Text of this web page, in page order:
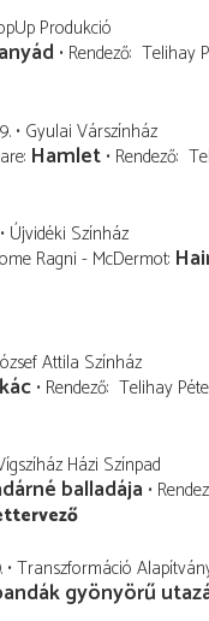
Produkció
Rendező Telihay
Gyulai Várszínház
Hamlet Rendező
Újvidéki Színház
Ragni - McDermot
Attila Színház
Rendező Telihay
Házi Színpad
balladája
Transzformáció
gyönyörű